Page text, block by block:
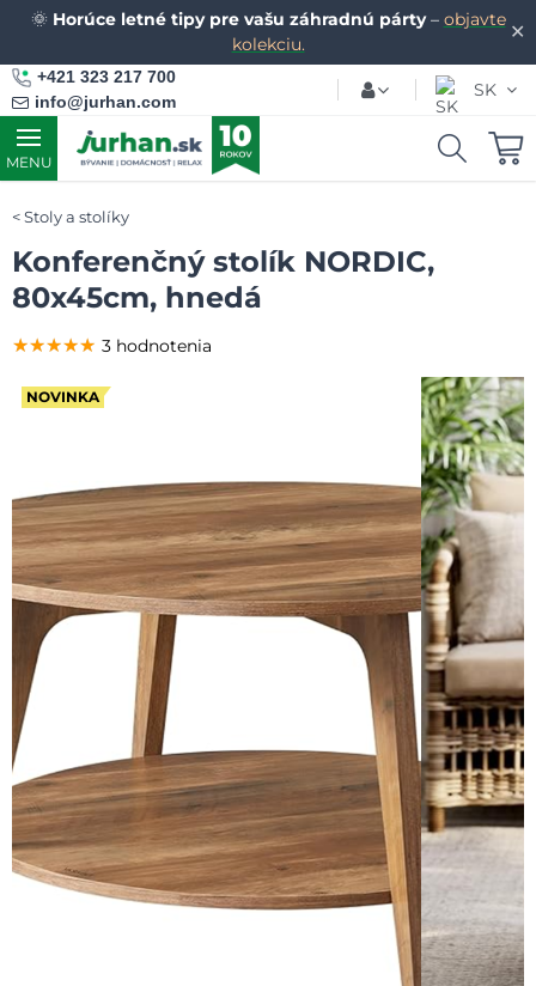
✕
🌞 Horúce letné tipy pre vašu záhradnú párty– objavte
kolekciu.
+421 323 217 700
info@jurhan.com
SK
MENU
Stoly a stolíky
Konferenčný stolík NORDIC,
80x45cm, hnedá
NOVINKA
★★★★★
★★★★★
★★★★★ 3 hodnotenia